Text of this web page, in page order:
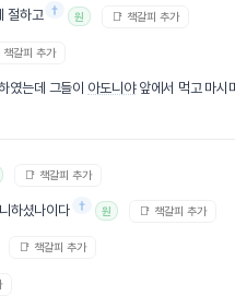
절하고 † 원 📑 책갈피 추가
책갈피 추가
였는데 그들이 아도니야앞에서 먹고 마시
📑 책갈피 추가
하셨나이다 † 원 📑 책갈피 추가
📑 책갈피 추가